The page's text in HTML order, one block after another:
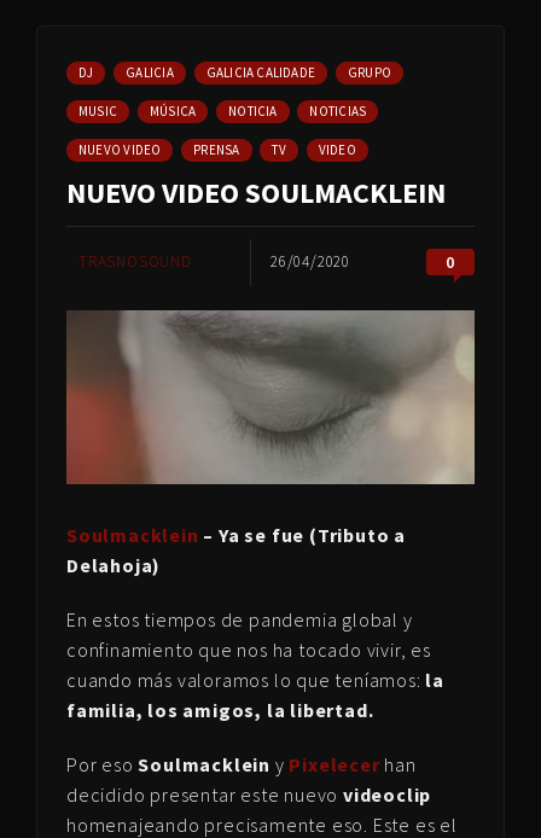
DJ GALICIA GALICIA CALIDADE GRUPO
MUSIC MÚSICA NOTICIA NOTICIAS
NUEVO VIDEO PRENSA TV VIDEO
NUEVO VIDEO SOULMACKLEIN
TRASNOSOUND 26/04/2020 0
Soulmacklein – Ya se fue (Tributo a
Delahoja)
En estos tiempos de pandemia global y
confinamiento que nos ha tocado vivir, es
cuando más valoramos lo que teníamos: la
familia, los amigos, la libertad.
Por esoSoulmacklein y Pixelecerhan
decidido presentar este nuevovideoclip
homenajeando precisamente eso. Este es el